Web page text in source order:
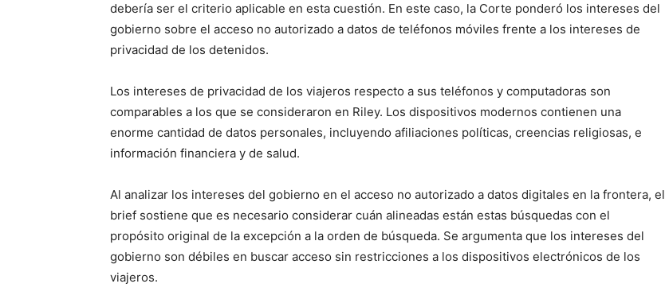
debería ser el criterio aplicable en esta cuestión. En este caso, la Corte ponderó los intereses del
gobierno sobre el acceso no autorizado a datos de teléfonos móviles frente a los intereses de
privacidad de los detenidos.
Los intereses de privacidad de los viajeros respecto a sus teléfonos y computadoras son
comparables a los que se consideraron en Riley. Los dispositivos modernos contienen una
enorme cantidad de datos personales, incluyendo afiliaciones políticas, creencias religiosas, e
información financiera y de salud.
Al analizar los intereses del gobierno en el acceso no autorizado a datos digitales en la frontera, el
brief sostiene que es necesario considerar cuán alineadas están estas búsquedas con el
propósito original de la excepción a la orden de búsqueda. Se argumenta que los intereses del
gobierno son débiles en buscar acceso sin restricciones a los dispositivos electrónicos de los
viajeros.